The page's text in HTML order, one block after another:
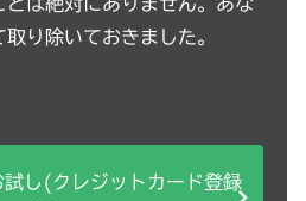
り除いておきました。
し(クレジットカード登録